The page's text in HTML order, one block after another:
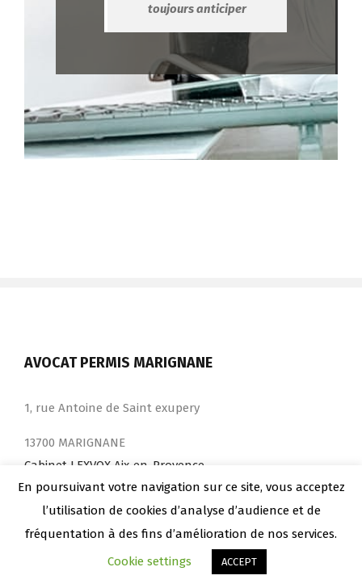
toujours anticiper
AVOCAT PERMIS MARIGNANE
1, rue Antoine de Saint exupery
13700 MARIGNANE
Cabinet LEXVOX Aix-en-Provence
AVOCAT PERMIS ARLES
En poursuivant votre navigation sur ce site, vous acceptez
l’utilisation de cookies d’analyse d’audience et de
fréquentation à des fins d’amélioration de nos services.
Cookie settings
ACCEPT